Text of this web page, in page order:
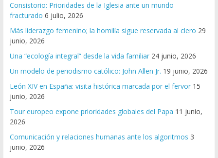
Consistorio: Prioridades de la Iglesia ante un mundo
fracturado 6 julio, 2026
Más liderazgo femenino; la homilía sigue reservada al clero 29
junio, 2026
Una “ecología integral” desde la vida familiar 24 junio, 2026
Un modelo de periodismo católico: John Allen Jr. 19 junio, 2026
León XIV en España: visita histórica marcada por el fervor 15
junio, 2026
Tour europeo expone prioridades globales del Papa 11 junio,
2026
Comunicación y relaciones humanas ante los algoritmos 3
junio, 2026